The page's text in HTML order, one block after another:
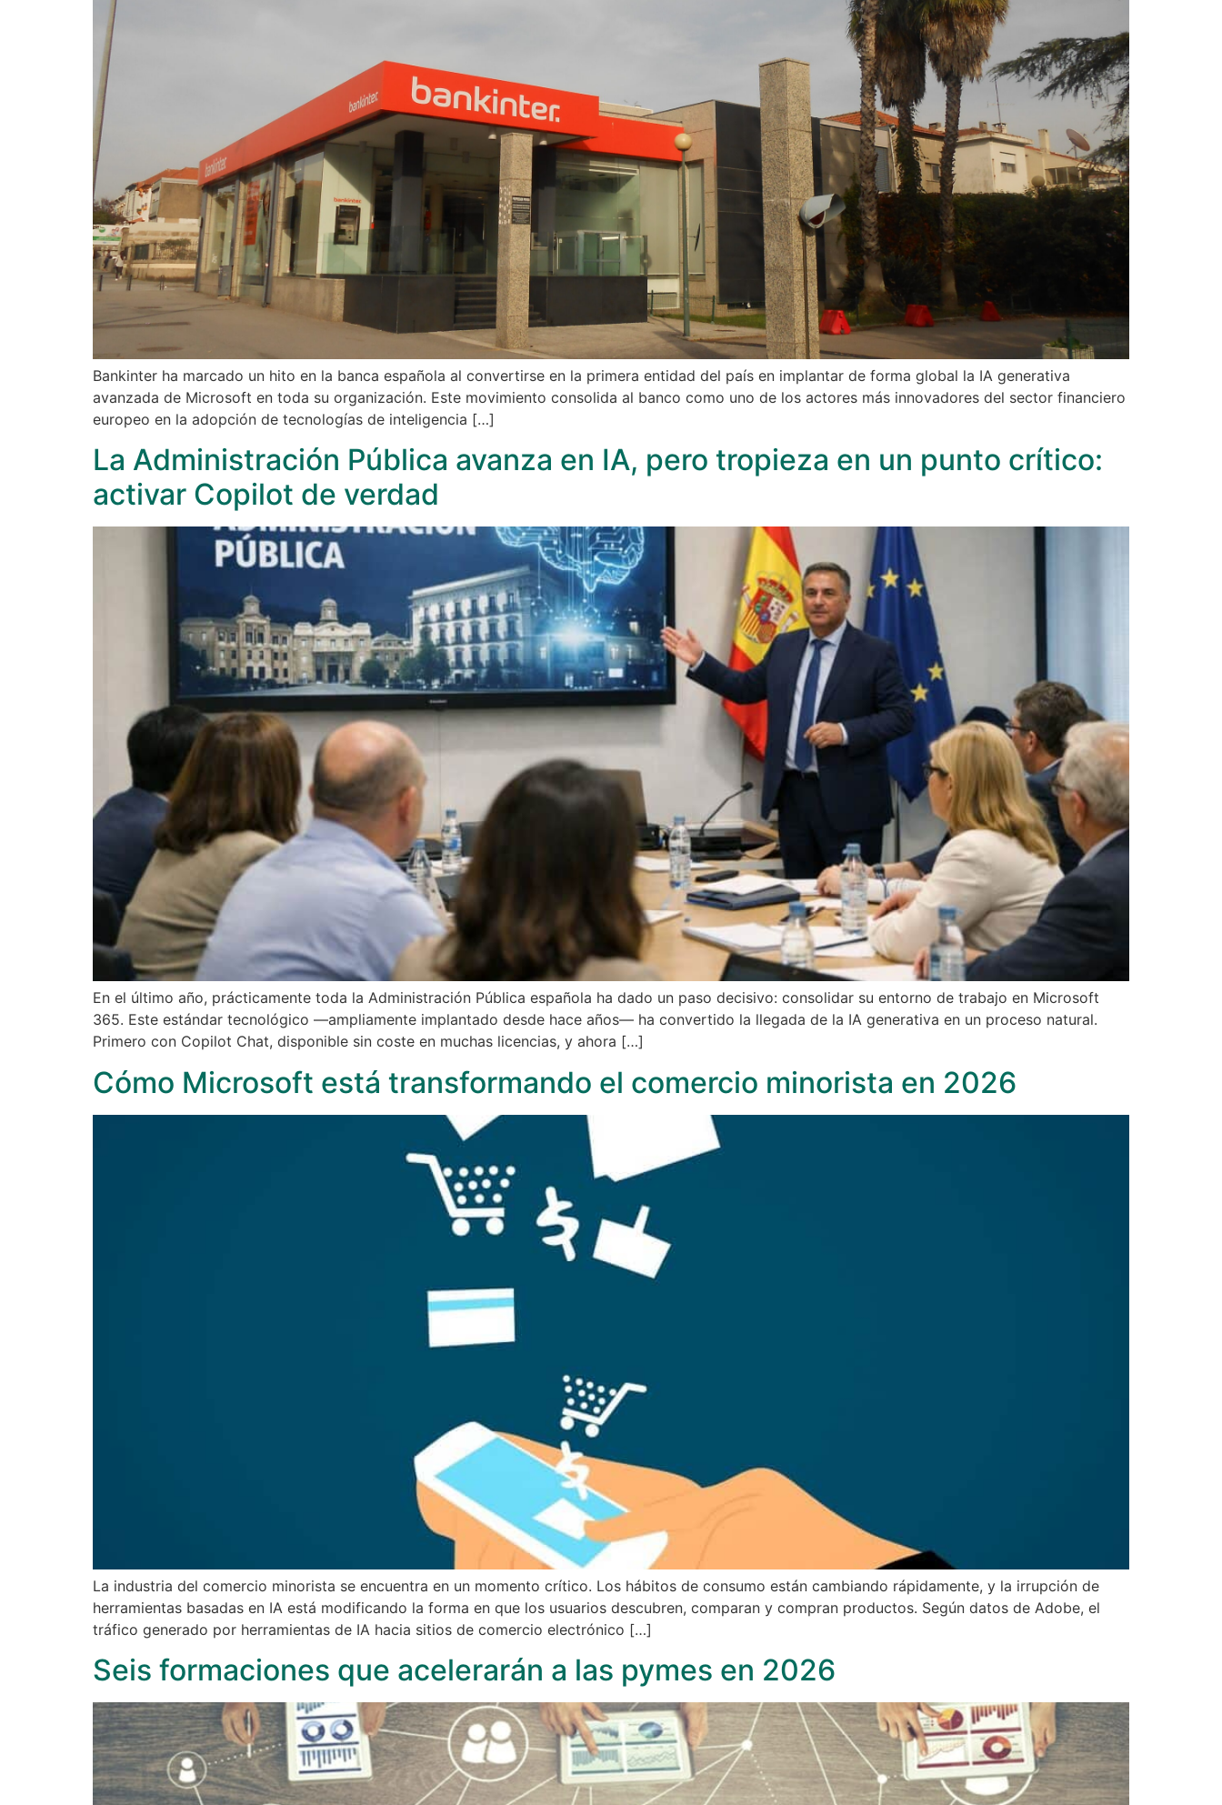
Bankinter ha marcado un hito en la banca española al convertirse en la primera entidad del país en implantar de forma global la IA generativa
avanzada de Microsoft en toda su organización. Este movimiento consolida al banco como uno de los actores más innovadores del sector financiero
europeo en la adopción de tecnologías de inteligencia […]
La Administración Pública avanza en IA, pero tropieza en un punto crítico:
activar Copilot de verdad
En el último año, prácticamente toda la Administración Pública española ha dado un paso decisivo: consolidar su entorno de trabajo en Microsoft
365. Este estándar tecnológico —ampliamente implantado desde hace años— ha convertido la llegada de la IA generativa en un proceso natural.
Primero con Copilot Chat, disponible sin coste en muchas licencias, y ahora […]
Cómo Microsoft está transformando el comercio minorista en 2026
La industria del comercio minorista se encuentra en un momento crítico. Los hábitos de consumo están cambiando rápidamente, y la irrupción de
herramientas basadas en IA está modificando la forma en que los usuarios descubren, comparan y compran productos. Según datos de Adobe, el
tráfico generado por herramientas de IA hacia sitios de comercio electrónico […]
Seis formaciones que acelerarán a las pymes en 2026